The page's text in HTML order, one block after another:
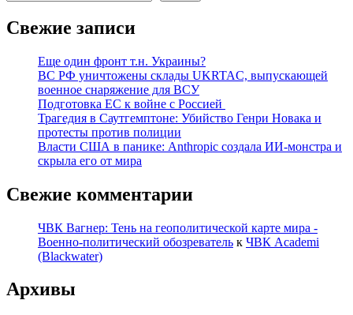
Свежие записи
Еще один фронт т.н. Украины?
ВС РФ уничтожены склады UKRTAC, выпускающей
военное снаряжение для ВСУ
Подготовка ЕС к войне с Россией
Трагедия в Саутгемптоне: Убийство Генри Новака и
протесты против полиции
Власти США в панике: Anthropic создала ИИ-монстра и
скрыла его от мира
Свежие комментарии
ЧВК Вагнер: Тень на геополитической карте мира -
Военно-политический обозреватель к ЧВК Academi
(Blackwater)
Архивы